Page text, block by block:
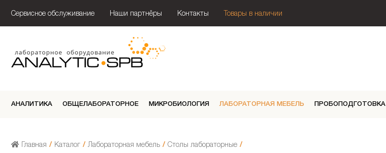
Сервисное обслуживание Наши партнёры Контакты Товары в наличии
АНАЛИТИКА ОБЩЕЛАБОРАТОРНОЕ МИКРОБИОЛОГИЯ ЛАБОРАТОРНАЯ МЕБЕЛЬ ПРОБОПОДГОТОВКА
Главная / Каталог / Лабораторная мебель / Столы лабораторные /